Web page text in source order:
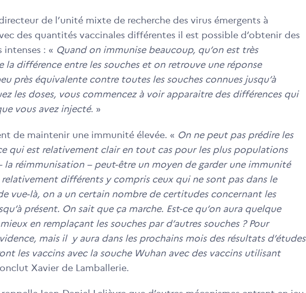
de l’unité mixte de recherche des virus émergents à
des quantités vaccinales différentes il est possible d’obtenir des
intenses : « Quand on immunise beaucoup, qu’on est très
la différence entre les souches et on retrouve une réponse
près équivalente contre toutes les souches connues jusqu’à
les doses, vous commencez à voir apparaitre des différences qui
vous avez injecté. »
de maintenir une immunité élevée. « On ne peut pas prédire les
qui est relativement clair en tout cas pour les plus populations
la réimmunisation – peut-être un moyen de garder une immunité
différents y compris ceux qui ne sont pas dans le
vue-là, on a un certain nombre de certitudes concernant les
présent. On sait que ça marche. Est-ce qu’on aura quelque
en remplaçant les souches par d’autres souches ? Pour
mais il y aura dans les prochains mois des résultats d’études
les vaccins avec la souche Wuhan avec des vaccins utilisant
Xavier de Lamballerie.